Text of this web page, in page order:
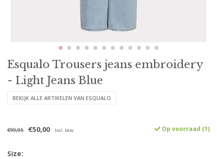
Esqualo Trousers jeans embroidery
- Light Jeans Blue
BEKIJK ALLE ARTIKELEN VAN ESQUALO
€99,95 €50,00 Incl. btw Op voorraad (1)
Size: